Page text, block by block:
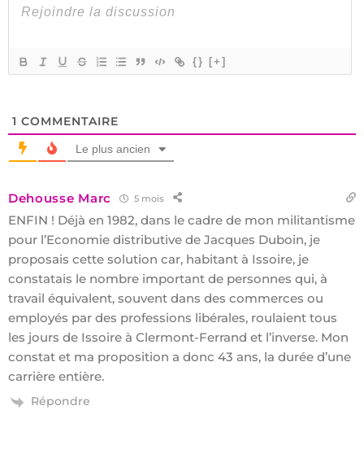
{} [+]
1 COMMENTAIRE
Le plus ancien
Dehousse Marc 5 mois
ENFIN ! Déjà en 1982, dans le cadre de mon militantisme
pour l’Economie distributive de Jacques Duboin, je
proposais cette solution car, habitant à Issoire, je
constatais le nombre important de personnes qui, à
travail équivalent, souvent dans des commerces ou
employés par des professions libérales, roulaient tous
les jours de Issoire à Clermont-Ferrand et l’inverse. Mon
constat et ma proposition a donc 43 ans, la durée d’une
carrière entière.
Répondre